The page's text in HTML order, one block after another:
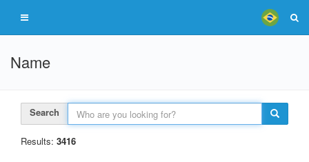
Name
Search
Results: 3416